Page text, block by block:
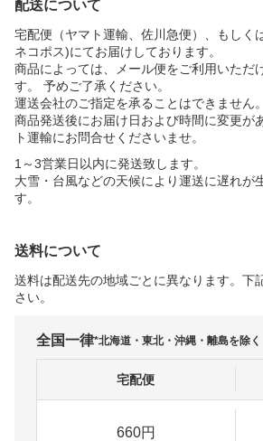
配送について
宅配便（ヤマト運輸、佐川急便）、もしく
ネコポス)にてお届けしております。
商品によっては、メール便をご利用いただ
す。 予めご了承ください。
運送会社のご指定を承ることはできません。
商品発送後にお届け日および時間に変更が
ト運輸にお問合せくださいませ。
1～3営業日以内に発送致します。
大雪・台風などの天候により運送に遅れが
す。
送料について
送料は配送先の地域ごとに異なります。下
さい。
全国一律*北海道・東北・沖縄・離島を除く
宅配便
660円